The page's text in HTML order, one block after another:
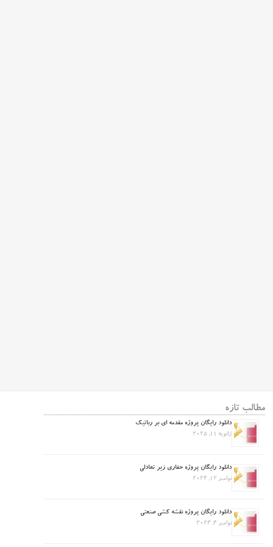
مطالب تازه
دانلود رایگان پروژه مقدمه ای بر رباتیک
ژانویه 11, 2025
دانلود رایگان پروژه حفاری زیر تعادلی
نوامبر 12, 2024
دانلود رایگان پروژه نقشه کشی صنعتی
نوامبر 4, 2024